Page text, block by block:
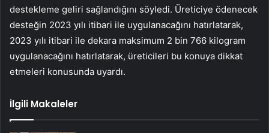
destekleme geliri sağlandığını söyledi. Üreticiye ödenecek
desteğin 2023 yılı itibari ile uygulanacağını hatırlatarak,
2023 yılı itibari ile dekara maksimum 2 bin 766 kilogram
uygulanacağını hatırlatarak, üreticileri bu konuya dikkat
etmeleri konusunda uyardı.
İlgili Makaleler